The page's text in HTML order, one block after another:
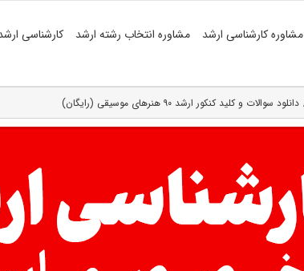
مشاوره کارشناسی ارشد مشاوره انتخاب رشته ارشد کارشناسی
دانلود سوالات و کلید کنکور ارشد ۹۰ هنرهای موسیقی (رایگان)